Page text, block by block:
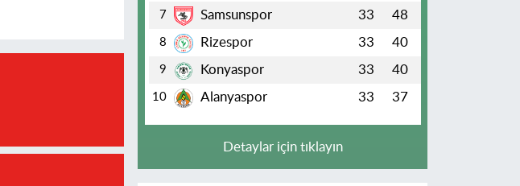
7 Samsunspor 33 48
8 Rizespor 33 40
9 Konyaspor 33 40
10 Alanyaspor 33 37
Detaylar için tıklayın